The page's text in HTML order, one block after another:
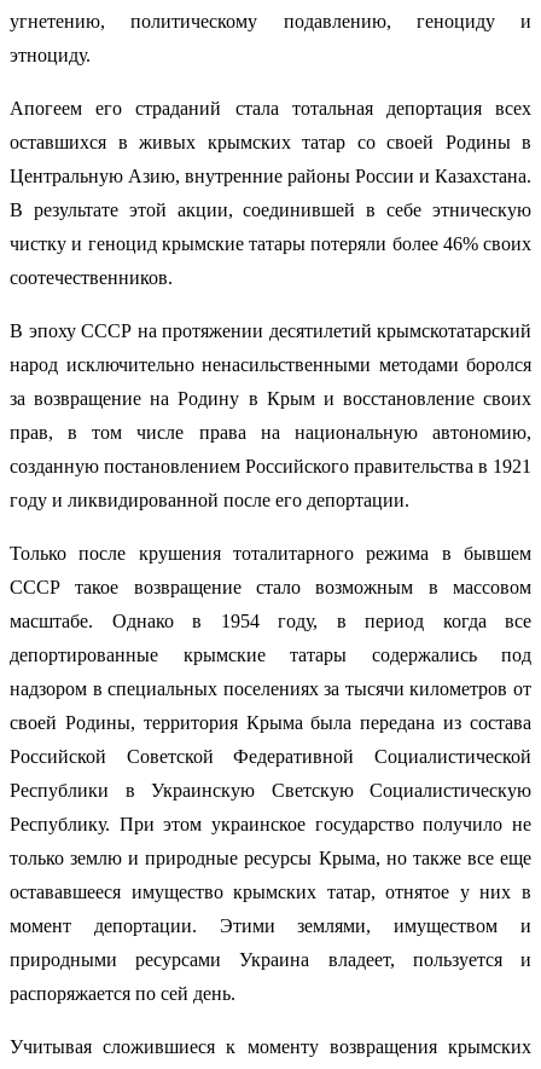
угнетению, политическому подавлению, геноциду и
этноциду.
Апогеем его страданий стала тотальная депортация всех
оставшихся в живых крымских татар со своей Родины в
Центральную Азию, внутренние районы России и Казахстана.
В результате этой акции, соединившей в себе этническую
чистку и геноцид крымские татары потеряли более 46% своих
соотечественников.
В эпоху СССР на протяжении десятилетий крымскотатарский
народ исключительно ненасильственными методами боролся
за возвращение на Родину в Крым и восстановление своих
прав, в том числе права на национальную автономию,
созданную постановлением Российского правительства в 1921
году и ликвидированной после его депортации.
Только после крушения тоталитарного режима в бывшем
СССР такое возвращение стало возможным в массовом
масштабе. Однако в 1954 году, в период когда все
депортированные крымские татары содержались под
надзором в специальных поселениях за тысячи километров от
своей Родины, территория Крыма была передана из состава
Российской Советской Федеративной Социалистической
Республики в Украинскую Светскую Социалистическую
Республику. При этом украинское государство получило не
только землю и природные ресурсы Крыма, но также все еще
остававшееся имущество крымских татар, отнятое у них в
момент депортации. Этими землями, имуществом и
природными ресурсами Украина владеет, пользуется и
распоряжается по сей день.
Учитывая сложившиеся к моменту возвращения крымских